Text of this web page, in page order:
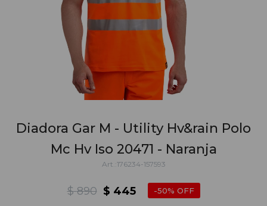
Diadora Gar M - Utility Hv&rain Polo
Mc Hv Iso 20471 - Naranja
176234-157593
$ 445
$ 890 50